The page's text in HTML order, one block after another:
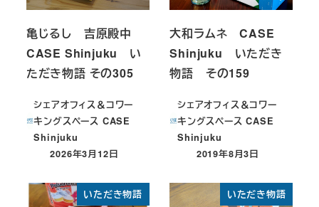
亀じるし 吉原殿中
CASE Shinjuku い
ただき物語 その305
シェアオフィス＆コワー
キングスペース CASE
Shinjuku
投稿日
2026年3月12日
大和ラムネ CASE
Shinjuku いただき
物語 その159
シェアオフィス＆コワー
キングスペース CASE
Shinjuku
投稿日
2019年8月3日
いただき物語 いただき物語